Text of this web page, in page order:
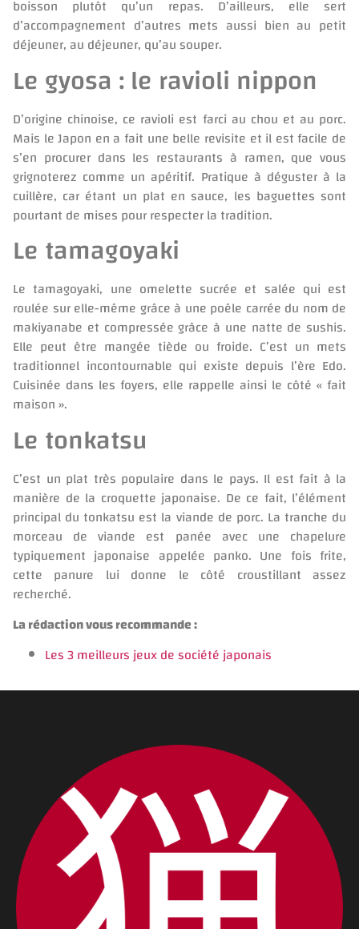
boisson plutôt qu’un repas. D’ailleurs, elle sert
d’accompagnement d’autres mets aussi bien au petit
déjeuner, au déjeuner, qu’au souper.
Le gyosa : le ravioli nippon
D’origine chinoise, ce ravioli est farci au chou et au porc.
Mais le Japon en a fait une belle revisite et il est facile de
s’en procurer dans les restaurants à ramen, que vous
grignoterez comme un apéritif. Pratique à déguster à la
cuillère, car étant un plat en sauce, les baguettes sont
pourtant de mises pour respecter la tradition.
Le tamagoyaki
Le tamagoyaki, une omelette sucrée et salée qui est
roulée sur elle-même grâce à une poêle carrée du nom de
makiyanabe et compressée grâce à une natte de sushis.
Elle peut être mangée tiède ou froide. C’est un mets
traditionnel incontournable qui existe depuis l’ère Edo.
Cuisinée dans les foyers, elle rappelle ainsi le côté « fait
maison ».
Le tonkatsu
C’est un plat très populaire dans le pays. Il est fait à la
manière de la croquette japonaise. De ce fait, l’élément
principal du tonkatsu est la viande de porc. La tranche du
morceau de viande est panée avec une chapelure
typiquement japonaise appelée panko. Une fois frite,
cette panure lui donne le côté croustillant assez
recherché.
La rédaction vous recommande :
Les 3 meilleurs jeux de société japonais